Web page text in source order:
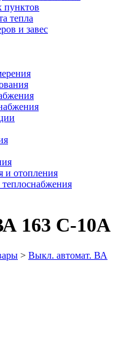
тепла
и завес
и отопления
163 С-10А
> Выкл. автомат. ВА